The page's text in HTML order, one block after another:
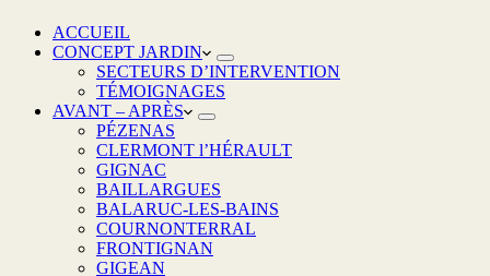
ACCUEIL
CONCEPT JARDIN
SECTEURS D’INTERVENTION
TÉMOIGNAGES
AVANT – APRÈS
PÉZENAS
CLERMONT l’HÉRAULT
GIGNAC
BAILLARGUES
BALARUC-LES-BAINS
COURNONTERRAL
FRONTIGNAN
GIGEAN